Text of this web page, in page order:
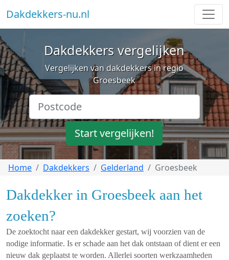
Dakdekkers-nu.nl
Dakdekkers vergelijken
Vergelijken van dakdekkers in regio
Groesbeek
Start vergelijken!
Home Dakdekkers Gelderland Groesbeek
Dakdekker in Groesbeek aan het
zoeken?
De zoektocht naar een dakdekker gestart, wij voorzien van de
nodige informatie. Is er schade aan het dak ontstaan of dient er een
nieuw dak geplaatst te worden. Allerlei soorten werkzaamheden